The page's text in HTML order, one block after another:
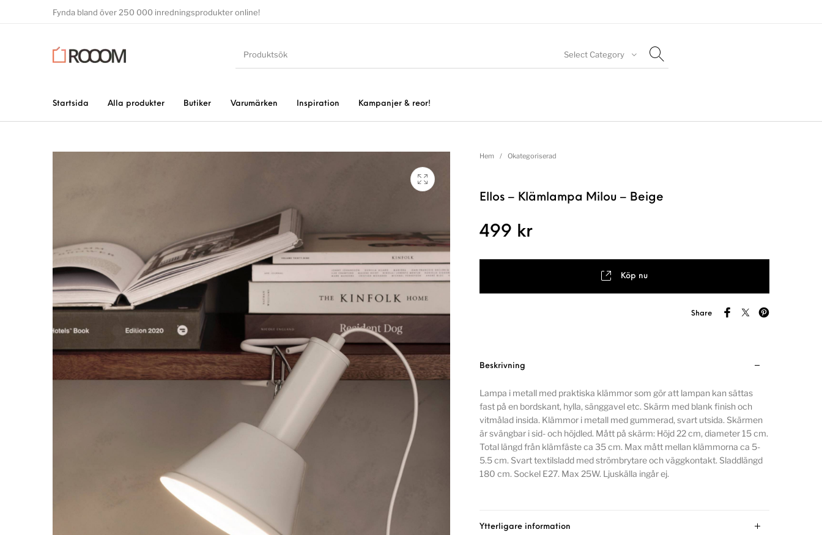
Fynda bland över 250 000 inredningsprodukter online!
Select Category
Startsida Alla produkter Butiker Varumärken Inspiration Kampanjer & reor!
Hem / Okategoriserad
Ellos – Klämlampa Milou – Beige
499 kr
Köp nu
Share
Beskrivning
Lampa i metall med praktiska klämmor som gör att lampan kan sättas
fast på en bordskant, hylla, sänggavel etc. Skärm med blank finish och
vitmålad insida. Klämmor i metall med gummerad, svart utsida. Skärmen
är svängbar i sid- och höjdled. Mått på skärm: Höjd 22 cm, diameter 15 cm.
Total längd från klämfäste ca 35 cm. Max mått mellan klämmorna ca 5-
5.5 cm. Svart textilsladd med strömbrytare och väggkontakt. Sladdlängd
180 cm. Sockel E27. Max 25W. Ljuskälla ingår ej.
Ytterligare information